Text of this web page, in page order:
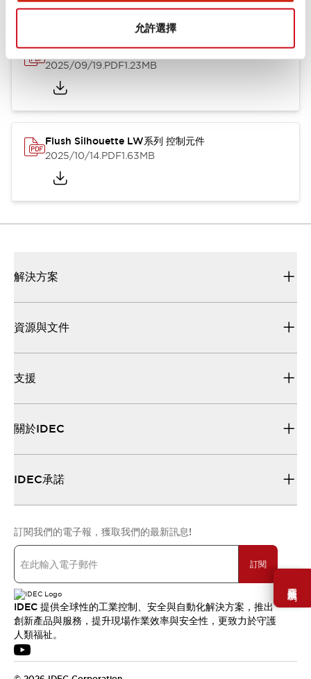
允許選擇
需要幫助嗎？
Flush Silhouette LW系列 控制元件 (英文版)
2025/09/19.PDF1.23MB
Flush Silhouette LW系列 控制元件
2025/10/14.PDF1.63MB
解決方案
資源與文件
支援
關於IDEC
IDEC承諾
訂閱我們的電子報，獲取我們的最新訊息!
訂閱
IDEC 提供全球性的工業控制、安全與自動化解決方案，推出
創新產品與服務，提升現場作業效率與安全性，更致力於守護
人類福祉。